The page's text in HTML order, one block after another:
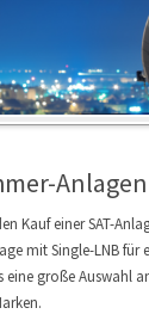
Anlagen
Kauf einer SAT-
mit Single-LNB für
eine große Auswahl